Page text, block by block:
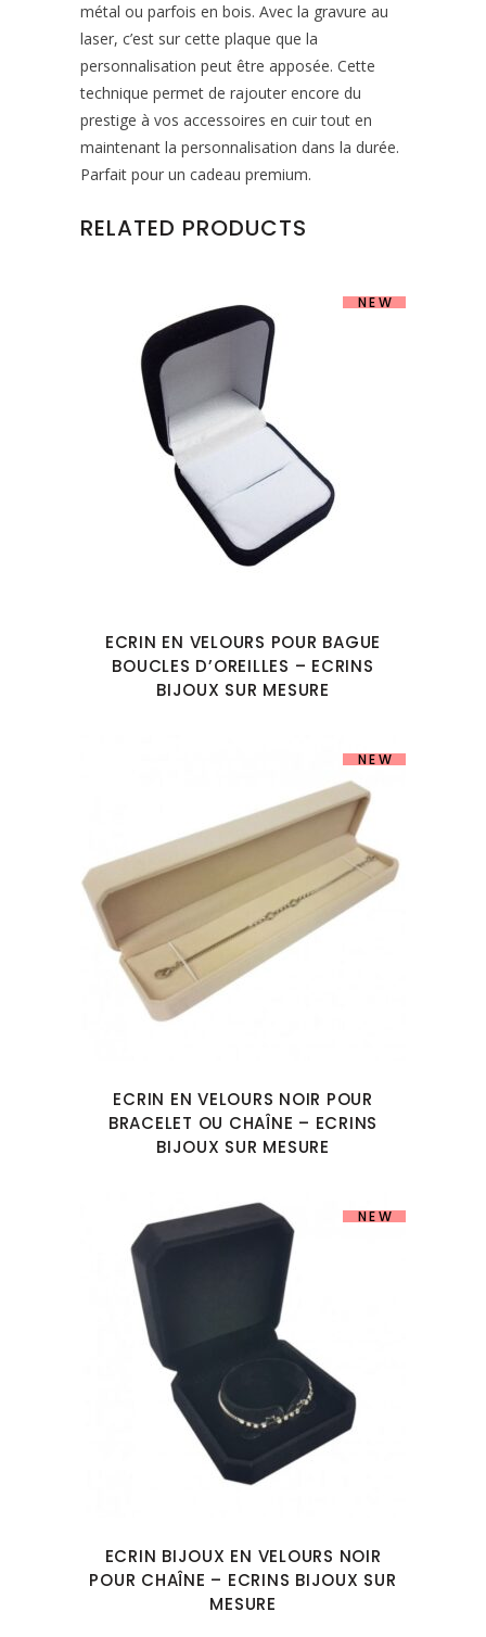
métal ou parfois en bois. Avec la gravure au
laser, c’est sur cette plaque que la
personnalisation peut être apposée. Cette
technique permet de rajouter encore du
prestige à vos accessoires en cuir tout en
maintenant la personnalisation dans la durée.
Parfait pour un cadeau premium.
RELATED PRODUCTS
NEW
ECRIN EN VELOURS POUR BAGUE
BOUCLES D’OREILLES – ECRINS
BIJOUX SUR MESURE
NEW
ECRIN EN VELOURS NOIR POUR
BRACELET OU CHAÎNE – ECRINS
BIJOUX SUR MESURE
NEW
ECRIN BIJOUX EN VELOURS NOIR
POUR CHAÎNE – ECRINS BIJOUX SUR
MESURE